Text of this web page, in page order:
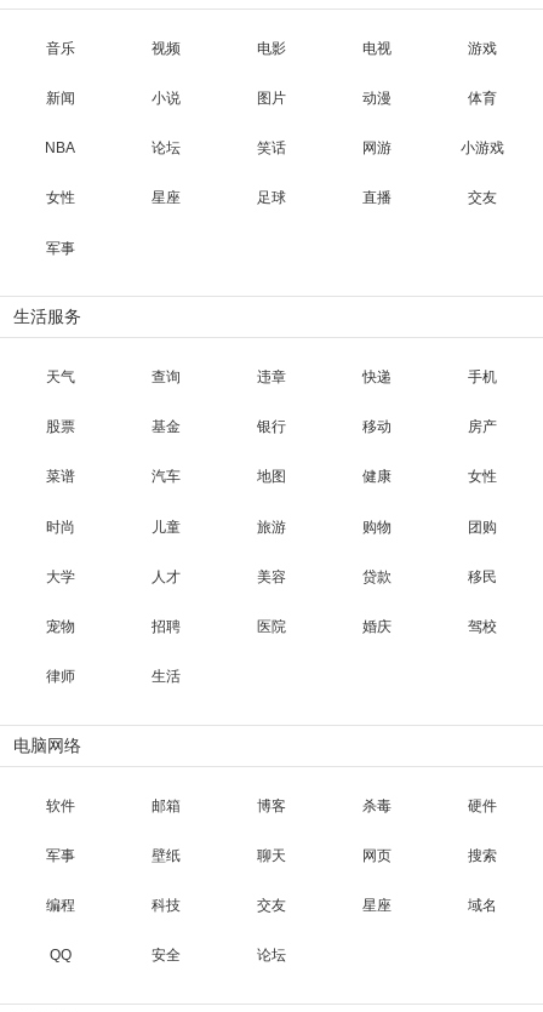
音乐 视频 电影 电视 游戏
新闻 小说 图片 动漫 体育
NBA 论坛 笑话 网游 小游戏
女性 星座 足球 直播 交友
军事
生活服务
天气 查询 违章 快递 手机
股票 基金 银行 移动 房产
菜谱 汽车 地图 健康 女性
时尚 儿童 旅游 购物 团购
大学 人才 美容 贷款 移民
宠物 招聘 医院 婚庆 驾校
律师 生活
电脑网络
软件 邮箱 博客 杀毒 硬件
军事 壁纸 聊天 网页 搜索
编程 科技 交友 星座 域名
QQ 安全 论坛